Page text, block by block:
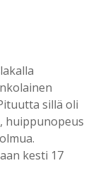
sillä oli
huippunopeus
kesti 17